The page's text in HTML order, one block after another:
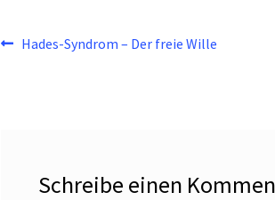
Beitragsnavigation
Vorheriger
Hades-Syndrom – Der freie Wille
Schreibe einen